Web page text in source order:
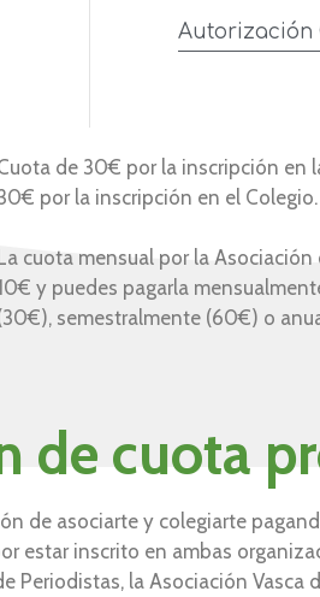
Autorización
de 30€ por la inscripción en
por la inscripción en el Colegio.
La cuota mensual por la
y puedes pagarla
semestralmente (60€) o
de cuota
de asociarte y colegiarte
estar inscrito en ambas
Periodistas, la Asociación